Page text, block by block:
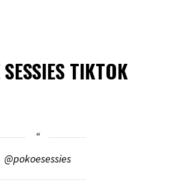
TIKTOK
@pokoesessies